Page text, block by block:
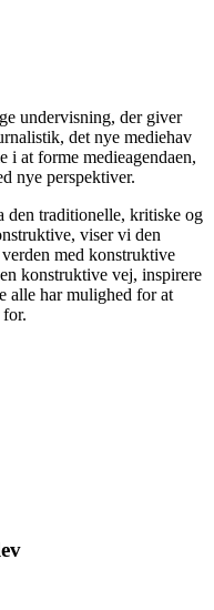
undervisning, der giver
det nye mediehav
i at forme medieagendaen,
nye perspektiver.
den traditionelle, kritiske og
viser vi den
med konstruktive
konstruktive vej, inspirere
alle har mulighed for at